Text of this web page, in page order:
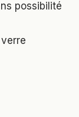
possibilité